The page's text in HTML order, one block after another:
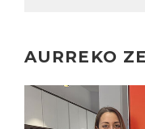
AURREKO
Irakurri